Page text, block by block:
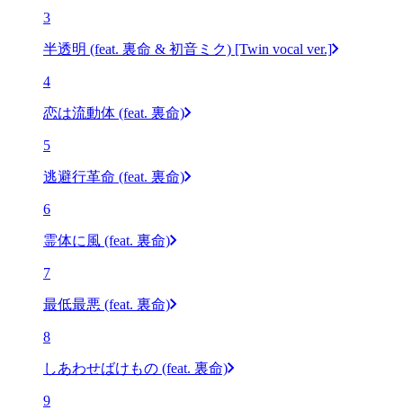
3
半透明 (feat. 裏命 & 初音ミク) [Twin vocal ver.]
4
恋は流動体 (feat. 裏命)
5
逃避行革命 (feat. 裏命)
6
霊体に風 (feat. 裏命)
7
最低最悪 (feat. 裏命)
8
しあわせばけもの (feat. 裏命)
9